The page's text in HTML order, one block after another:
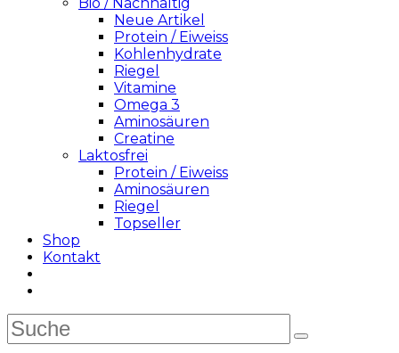
Neue Artikel
Protein / Eiweiss
Kohlenhydrate
Riegel
Vitamine
Omega 3
Aminosäuren
Creatine
Laktosfrei
Protein / Eiweiss
Aminosäuren
Riegel
Topseller
Shop
Kontakt